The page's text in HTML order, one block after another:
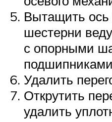
Вытащить ось
шестерни
с опорными
Удалить
Открутить
удалить